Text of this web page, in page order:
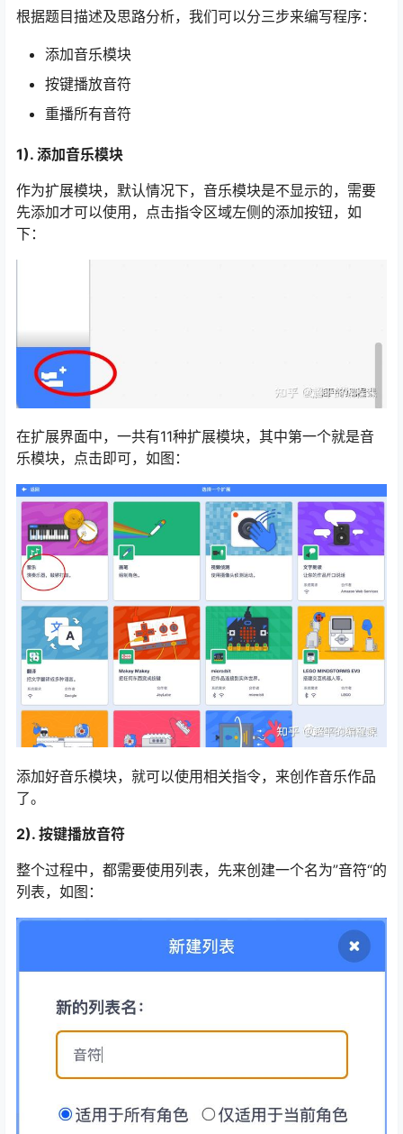
根据题目描述及思路分析，我们可以分三步来编写程序：
添加音乐模块
按键播放音符
重播所有音符
1). 添加音乐模块
作为扩展模块，默认情况下，音乐模块是不显示的，需要
先添加才可以使用，点击指令区域左侧的添加按钮，如
下：
在扩展界面中，一共有11种扩展模块，其中第一个就是音
乐模块，点击即可，如图：
添加好音乐模块，就可以使用相关指令，来创作音乐作品
了。
2). 按键播放音符
整个过程中，都需要使用列表，先来创建一个名为”音符“的
列表，如图：